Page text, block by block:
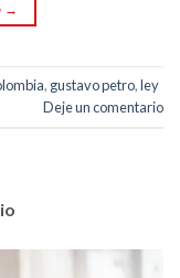
→
, gustavo petro,ley
Deje un comentario